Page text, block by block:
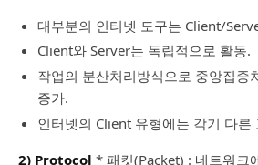
대부분의 인터넷 도구는 Client/
Client와 Server는 독립적으로 활동.
작업의 분산처리방식으로 중앙집중
증가.
인터넷의 Client 유형에는 각기 다른
2) Protocol * 패킷(Packet) : 네트워크